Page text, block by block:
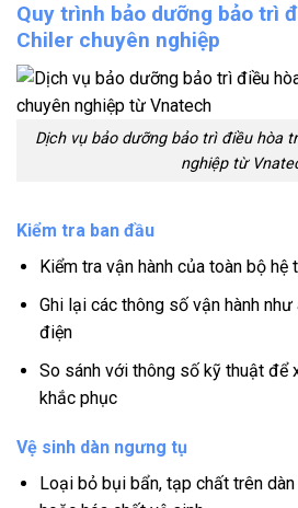
Quy trình bảo dưỡng bảo trì
Chiler chuyên nghiệp
Dịch vụ bảo dưỡng bảo trì điều hòa
nghiệp từ
Kiểm tra ban đầu
Kiểm tra vận hành của toàn bộ hệ
Ghi lại các thông số vận hành
điện
So sánh với thông số kỹ thuật để
khắc phục
Vệ sinh dàn ngưng tụ
Loại bỏ bụi bẩn, tạp chất trên